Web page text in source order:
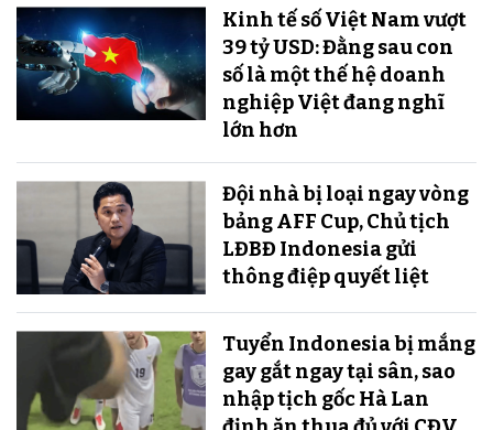
Kinh tế số Việt Nam vượt
39 tỷ USD: Đằng sau con
số là một thế hệ doanh
nghiệp Việt đang nghĩ
lớn hơn
Đội nhà bị loại ngay vòng
bảng AFF Cup, Chủ tịch
LĐBĐ Indonesia gửi
thông điệp quyết liệt
Tuyển Indonesia bị mắng
gay gắt ngay tại sân, sao
nhập tịch gốc Hà Lan